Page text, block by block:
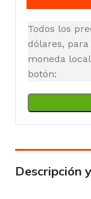
Todos los
dólares,
moneda
botón:
Descripción